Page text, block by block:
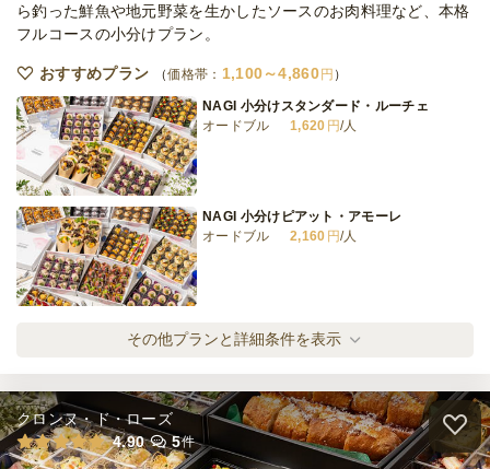
ら釣った鮮魚や地元野菜を生かしたソースのお肉料理など、本格
フルコースの小分けプラン。
おすすめプラン 価格帯： 1,100～4,860円
NAGI 小分けスタンダード・ルーチェ
オードブル
1,620 円/人
NAGI 小分けピアット・アモーレ
オードブル
2,160 円/人
NAGI 小分けピアット・フェスタ
オードブル
2,700円/人
NAGI 温製も楽しむ！小分けピアット・オー
ロ
その他プランと詳細条件を表示
クロンヌ・ド・ローズ
4.90
5件